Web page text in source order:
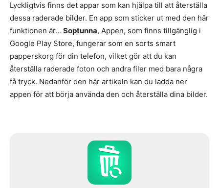
Lyckligtvis finns det appar som kan hjälpa till att återställa
dessa raderade bilder. En app som sticker ut med den här
funktionen är... Soptunna, Appen, som finns tillgänglig i
Google Play Store, fungerar som en sorts smart
papperskorg för din telefon, vilket gör att du kan
återställa raderade foton och andra filer med bara några
få tryck. Nedanför den här artikeln kan du ladda ner
appen för att börja använda den och återställa dina bilder.